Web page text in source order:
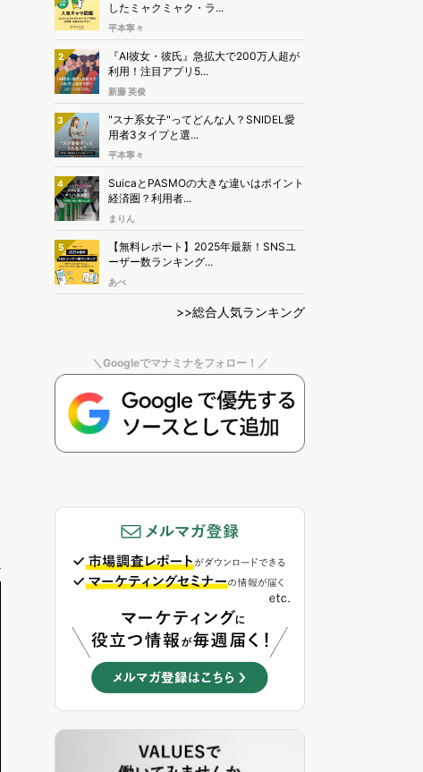
したミャクミャク・ラ...
平本寧々
2
『AI彼女・彼氏』急拡大で200万人超が
利用！注目アプリ5...
新藤 英俊
3
"スナ系女子"ってどんな人？SNIDEL愛
用者3タイプと選...
平本寧々
4
SuicaとPASMOの大きな違いはポイント
経済圏？利用者...
まりん
5
【無料レポート】2025年最新！SNSユ
ーザー数ランキング...
あべ
>>総合人気ランキング
＼Googleでマナミナをフォロー！／